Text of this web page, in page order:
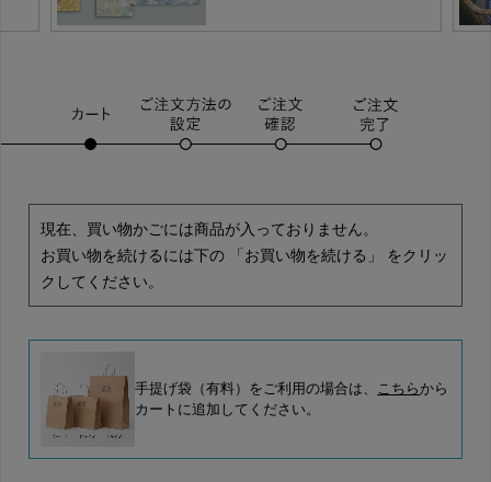
現在、買い物かごには商品が入っておりません。
お買い物を続けるには下の 「お買い物を続ける」 をクリッ
クしてください。
手提げ袋（有料）をご利用の場合は、 こちらから
カートに追加してください。